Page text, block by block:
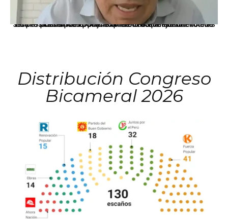
La presidenta Keiko Fujimori informó que la solicitud de indulto presentada por el expresidente Alejandro Toledo será evaluada por la Comisión de Gracias Presidenciales conforme al procedimiento establecido.
Distribución Congreso
Bicameral 2026